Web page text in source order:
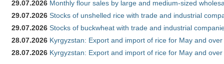
29.07.2026 Monthly flour sales by large and medium-sized
29.07.2026 Stocks of unshelled rice with trade and industrial
29.07.2026 Stocks of buckwheat with trade and industrial
28.07.2026 Kyrgyzstan: Export and import of rice for May and
28.07.2026 Kyrgyzstan: Export and import of rice for May and